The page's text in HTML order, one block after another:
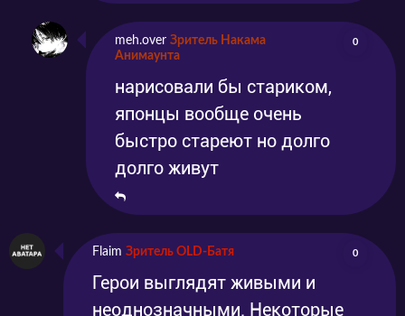
meh.over Зритель Накама
Анимаунта
0
нарисовали бы стариком,
японцы вообще очень
быстро стареют но долго
долго живут
Flaim Зритель OLD-Батя 0
Герои выглядят живыми и
неоднозначными. Некоторые